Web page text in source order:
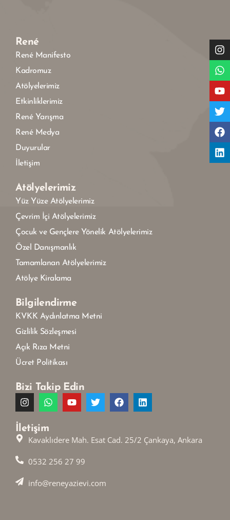
René
René Manifesto
Kadromuz
Atölyelerimiz
Etkinliklerimiz
René Yarışma
René Medya
Duyurular
İletişim
Atölyelerimiz
Yüz Yüze Atölyelerimiz
Çevrim İçi Atölyelerimiz
Çocuk ve Gençlere Yönelik Atölyelerimiz
Özel Danışmanlık
Tamamlanan Atölyelerimiz
Atölye Kiralama
Bilgilendirme
KVKK Aydınlatma Metni
Gizlilik Sözleşmesi
Açık Rıza Metni
Ücret Politikası
Bizi Takip Edin
İletişim
Kavaklıdere Mah. Esat Cad. 25/2 Çankaya, Ankara
0532 256 27 99
info@reneyazievi.com